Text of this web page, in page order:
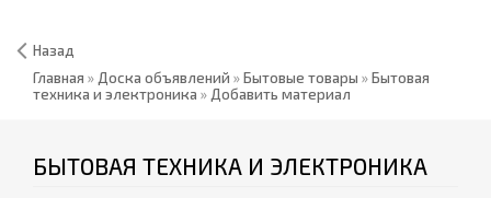
Назад
Главная » Доска объявлений »Бытовые товары »Бытовая
техника и электроника » Добавить материал
БЫТОВАЯ ТЕХНИКА И ЭЛЕКТРОНИКА